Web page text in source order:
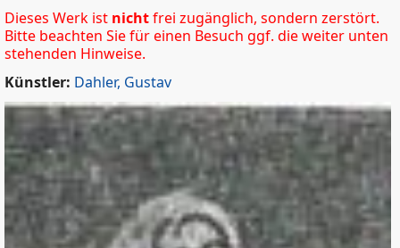
Dieses Werk ist nichtfrei zugänglich, sondern zerstört.
Bitte beachten Sie für einen Besuch ggf. die weiter unten
stehenden Hinweise.
Künstler: Dahler, Gustav